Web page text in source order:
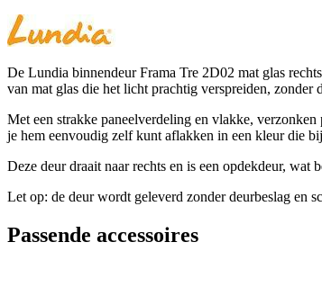
De Lundia binnendeur Frama Tre 2D02 mat glas
van mat glas die het licht prachtig verspreiden,
Met een strakke paneelverdeling en vlakke,
je hem eenvoudig zelf kunt aflakken in een kleur die
Deze deur draait naar rechts en is een opdekdeur,
Let op: de deur wordt geleverd zonder deurbeslag en
Passende accessoires